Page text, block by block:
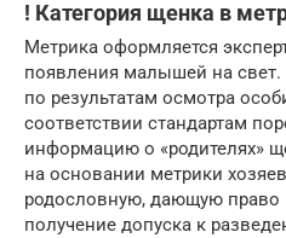
! Категория щенка в
Метрика оформляется
появления малышей на
по результатам осмотра
соответствии стандартам
информацию о «родителях»
на основании метрики
родословную, дающую право
получение допуска к